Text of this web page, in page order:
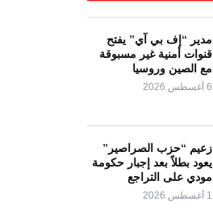
مدير “إف بي آي” يفتح
قنوات أمنية غير مسبوقة
مع الصين وروسيا
6 أغسطس 2026
زعيم “حزب الصراصير”
يعود بطلاً بعد إجبار حكومة
مودي على التراجع
1 أغسطس 2026